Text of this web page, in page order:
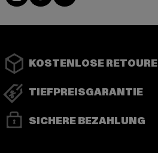
KOSTENLOSE RETOURE
TIEFPREISGARANTIE
SICHERE BEZAHLUNG